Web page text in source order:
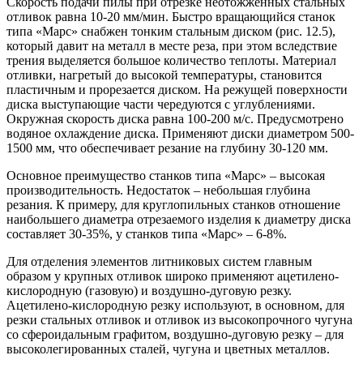
отливок равна 10-20 мм/мин. Быстро вращающийся станок
типа «Марс» снабжен тонким стальным диском (рис. 12.5),
который давит на металл в месте реза, при этом вследствие
трения выделяется большое количество теплоты. Материал
отливки, нагретый до высокой температуры, становится
пластичным и прорезается диском. На режущей поверхности
диска выступающие части чередуются с углублениями.
Окружная скорость диска равна 100-200 м/с. Предусмотрено
водяное охлаждение диска. Применяют диски диаметром 500-
1500 мм, что обеспечивает резание на глубину 30-120 мм.
Основное преимущество станков типа «Марс» – высокая
производительность. Недостаток – небольшая глубина
резания. К примеру, для круглопильных станков отношение
наибольшего диаметра отрезаемого изделия к диаметру диска
составляет 30-35%, у станков типа «Марс» – 6-8%.
Для отделения элементов литниковых систем главным
образом у крупных отливок широко применяют ацетилено-
кислородную (газовую) и воздушно-дуговую резку.
Ацетилено-кислородную резку используют, в основном, для
резки стальных отливок и отливок из высокопрочного чугуна
со сфероидальным графитом, воздушно-дуговую резку – для
высоколегированных сталей, чугуна и цветных металлов.